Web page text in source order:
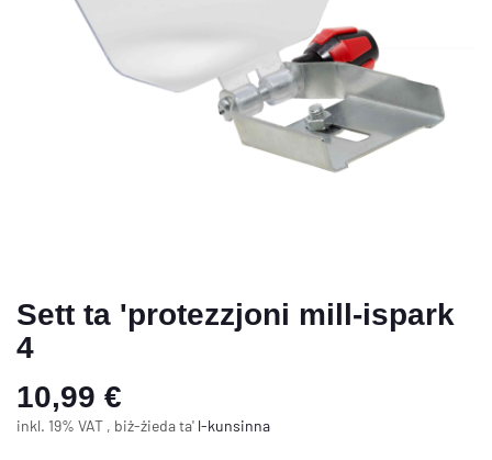
Sett ta 'protezzjoni mill-ispark
4
10,99 €
inkl. 19% VAT , biż-żieda ta' l-kunsinna